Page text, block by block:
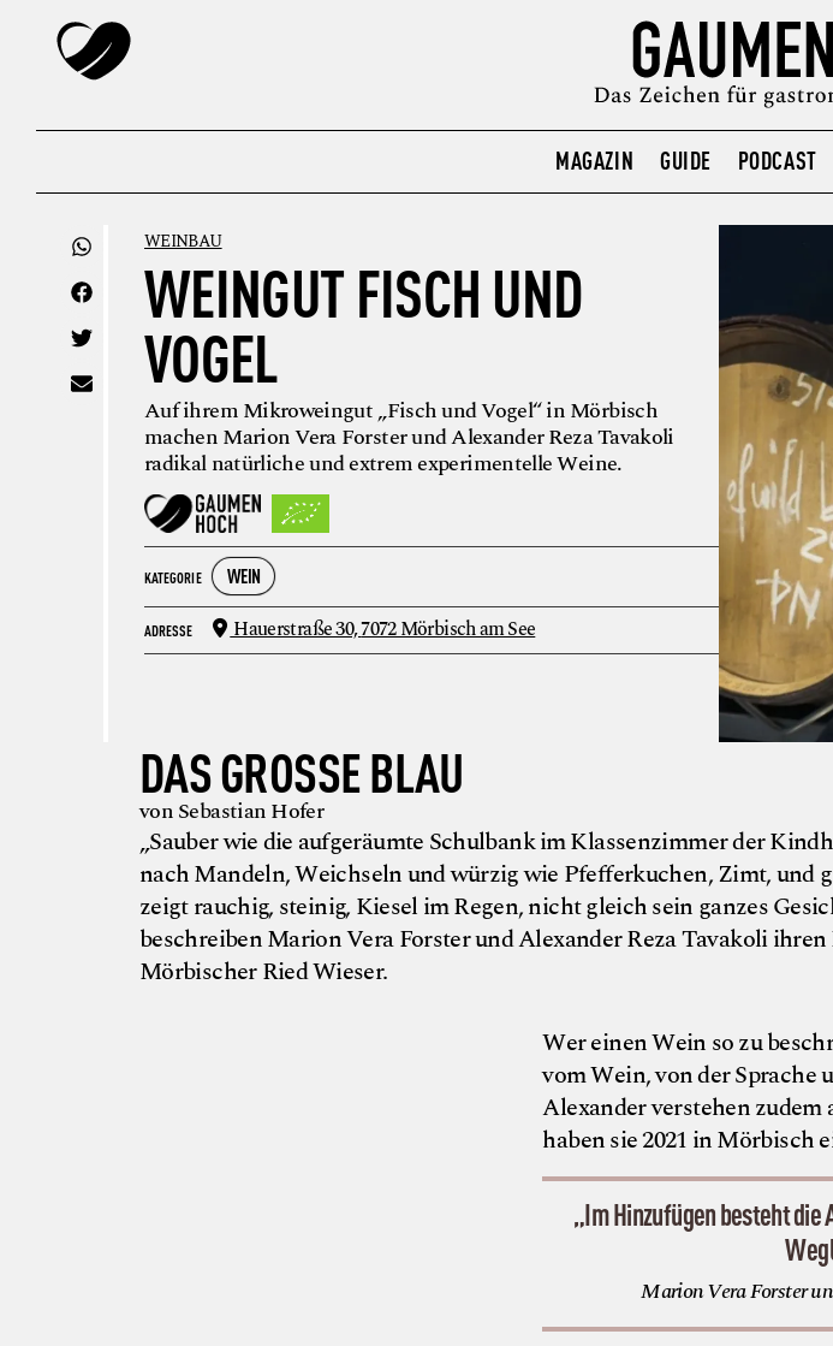
MAGAZIN GUIDE PODCAST
WEINBAU
WEINGUT FISCH UND
VOGEL
Auf ihrem Mikroweingut „Fisch und Vogel“ in Mörbisch
machen Marion Vera Forster und Alexander Reza Tavakoli
radikal natürliche und extrem experimentelle Weine.
KATEGORIE WEIN
ADRESSE Hauerstraße 30,7072 Mörbisch am See
DAS GROSSE BLAU
von Sebastian Hofer
„Sauber wie die aufgeräumte Schulbank im Klassenzimmer der
nach Mandeln, Weichseln und würzig wie Pfefferkuchen, Zimt, und
zeigt rauchig, steinig, Kiesel im Regen, nicht gleich sein ganzes
beschreiben Marion Vera Forster und Alexander Reza Tavakoli
Mörbischer Ried Wieser.
Wer einen Wein so zu
vom Wein, von der Sprache
Alexander verstehen zudem
haben sie 2021 in Mörbisch
„Im Hinzufügen besteht
Marion Vera Forster